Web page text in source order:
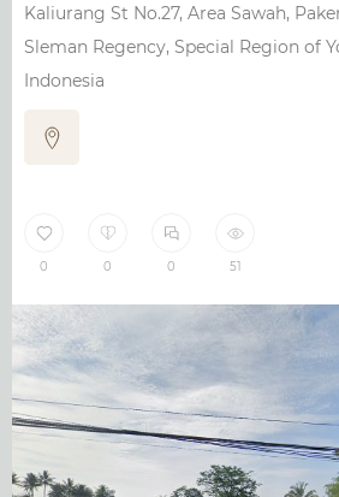
Kaliurang St No.27, Area Sawah,
Sleman Regency, Special Region of
Indonesia
0 0 0 51